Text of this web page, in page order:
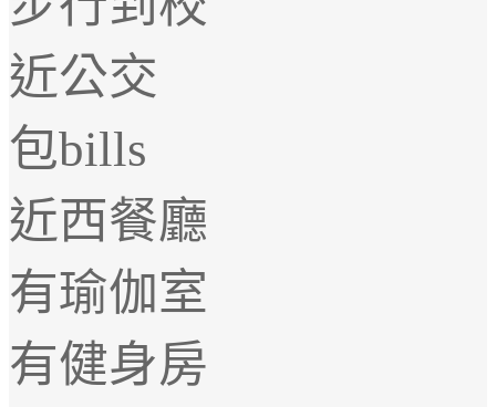
近公交
包bills
近西餐廳
有瑜伽室
有健身房